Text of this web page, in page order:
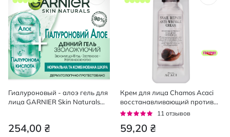
Гиалуроновый - алоэ гель для
лица GARNIER Skin Naturals
мл
254,00 ₴
Крем для лица Chamos Acaci
восстанавливающий против
морщин 12 мл
Рейтинг:
11 отзывов
59,20 ₴